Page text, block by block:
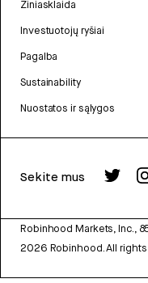
Žiniasklaida
Investuotojų ryšiai
Pagalba
Sustainability
Nuostatos ir sąlygos
Sekite mus
Robinhood Markets, Inc.,
2026 Robinhood. All